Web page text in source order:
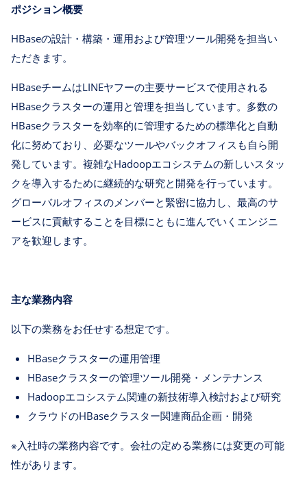
ポジション概要
HBaseの設計・構築・運用および管理ツール開発を担当い
ただきます。
HBaseチームはLINEヤフーの主要サービスで使用される
HBaseクラスターの運用と管理を担当しています。多数の
HBaseクラスターを効率的に管理するための標準化と自動
化に努めており、必要なツールやバックオフィスも自ら開
発しています。複雑なHadoopエコシステムの新しいスタッ
クを導入するために継続的な研究と開発を行っています。
グローバルオフィスのメンバーと緊密に協力し、最高のサ
ービスに貢献することを目標にともに進んでいくエンジニ
アを歓迎します。
主な業務内容
以下の業務をお任せする想定です。
HBaseクラスターの運用管理
HBaseクラスターの管理ツール開発・メンテナンス
Hadoopエコシステム関連の新技術導入検討および研究
クラウドのHBaseクラスター関連商品企画・開発
※入社時の業務内容です。会社の定める業務には変更の可能
性があります。